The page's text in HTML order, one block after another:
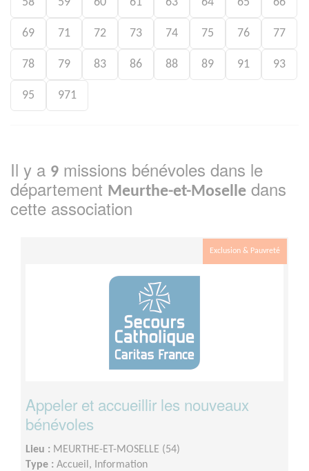
69 71 72 73 74 75 76 77
78 79 83 86 88 89 91 93
95 971
Il y a 9 missions bénévoles dans le
département Meurthe-et-Moselle dans
cette association
Exclusion & Pauvreté
Appeler et accueillir les nouveaux
bénévoles
Lieu : MEURTHE-ET-MOSELLE (54)
Type : Accueil, Information